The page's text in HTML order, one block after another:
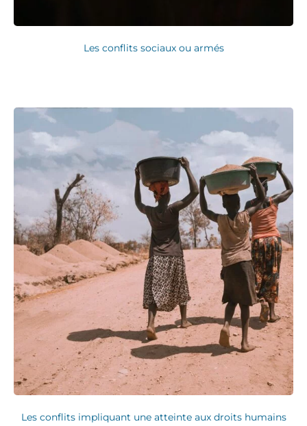
Les conflits sociaux ou armés
Les conflits impliquant une atteinte aux droits humains